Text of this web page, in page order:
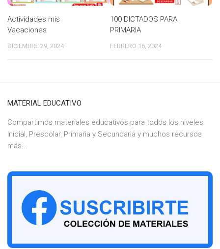
Actividades mis
Vacaciones
DICIEMBRE 29, 2024
100 DICTADOS PARA
PRIMARIA
FEBRERO 16, 2024
MATERIAL EDUCATIVO
Compartimos materiales educativos para todos los niveles;
Inicial, Prescolar, Primaria y Secundaria y muchos recursos
más...